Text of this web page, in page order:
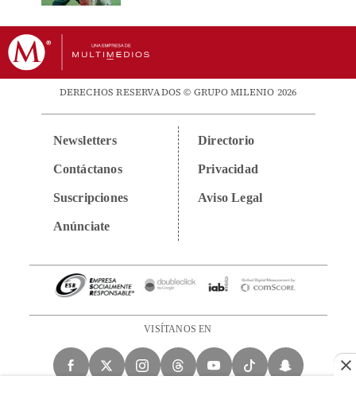
DERECHOS RESERVADOS © GRUPO MILENIO 2026
Newsletters
Contáctanos
Suscripciones
Anúnciate
Directorio
Privacidad
Aviso Legal
VISÍTANOS EN